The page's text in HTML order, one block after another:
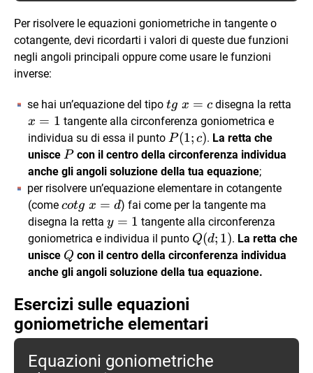
Per risolvere le equazioni goniometriche in tangente o
cotangente, devi ricordarti i valori di queste due funzioni
negli angoli principali oppure come usare le funzioni
inverse:
se hai un’equazione del tipo tg
\
x
=
c
tg x = c disegna la retta
x = 1 tangente alla circonferenza goniometrica e
individua su di essa il punto P(1;c)
P(1; c). La retta che
unisce P
Pcon il centro della circonferenza individua
anche gli angoli soluzione della tua equazione;
per risolvere un’equazione elementare in cotangente
(come cotg
\
x=
d
cotg x = d) fai come per la tangente ma
disegna la retta y=1
y = 1 tangente alla circonferenza
goniometrica e individua il punto Q(d;
1)
Q(d; 1). La retta che
unisce Q
Q con il centro della circonferenza individua
anche gli angoli soluzione della tua equazione.
Esercizi sulle equazioni
goniometriche elementari
Equazioni goniometriche